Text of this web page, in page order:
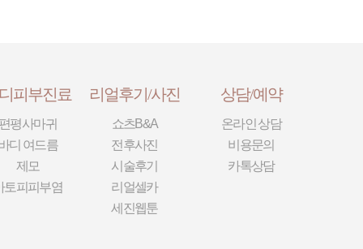
피부진료
편평사마귀
디 여드름
제모
토피피부염
리얼후기/사진
쇼츠B&A
전후사진
시술후기
리얼셀카
세진웹툰
상담/예약
온라인 상담
비용문의
카톡상담